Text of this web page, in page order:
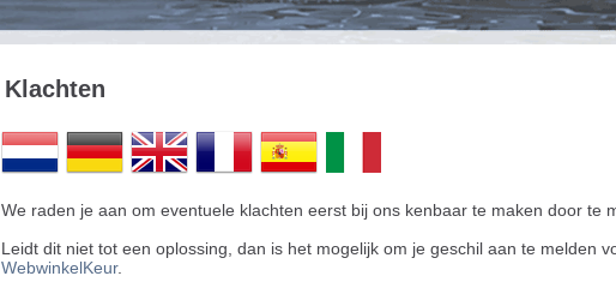
Klachten
We raden je aan om eventuele klachten eerst bij ons kenbaar te maken door te
Leidt dit niet tot een oplossing, dan is het mogelijk om je geschil aan te melden
WebwinkelKeur.